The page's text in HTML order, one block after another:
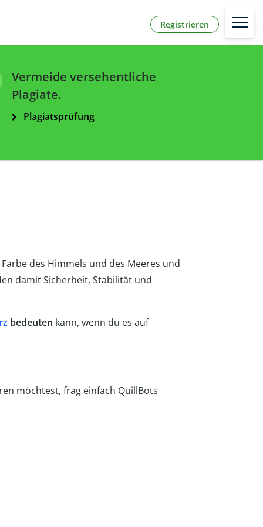
Registrieren
Vermeide versehentliche
Plagiate.
Plagiatsprüfung
des Himmels und des Meeres und
damit Sicherheit, Stabilität und
bedeuten kann, wenn du es auf
möchtest, frag einfach QuillBots